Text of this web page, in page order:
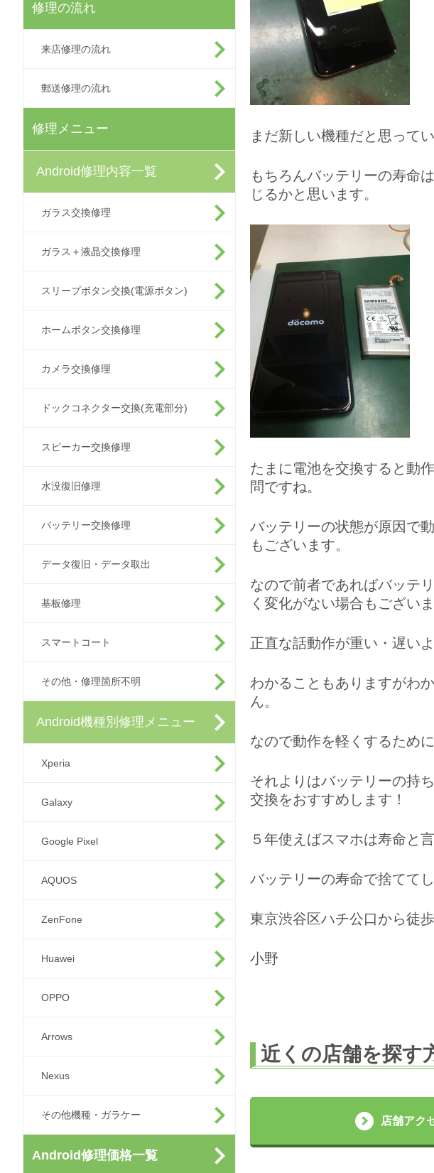
修理の流れ
来店修理の流れ
郵送修理の流れ
修理メニュー
Android修理内容一覧
ガラス交換修理
ガラス＋液晶交換修理
スリープボタン交換(電源ボタン)
ホームボタン交換修理
カメラ交換修理
ドックコネクター交換(充電部分)
スピーカー交換修理
水没復旧修理
バッテリー交換修理
データ復旧・データ取出
基板修理
スマートコート
その他・修理箇所不明
Android機種別修理メニュー
Xperia
Galaxy
Google Pixel
AQUOS
ZenFone
Huawei
OPPO
Arrows
Nexus
その他機種・ガラケー
Android修理価格一覧
まだ新しい機種だと思って
もちろんバッテリーの寿命
じるかと思います。
たまに電池を交換すると動
問ですね。
バッテリーの状態が原因で
もございます。
なので前者であればバッテ
く変化がない場合もございま
正直な話動作が重い・遅い
わかることもありますがわ
ん。
なので動作を軽くするため
それよりはバッテリーの持
交換をおすすめします！
５年使えばスマホは寿命と
バッテリーの寿命で捨てて
東京渋谷区ハチ公口から徒
小野
近くの店舗を探す
店舗アク